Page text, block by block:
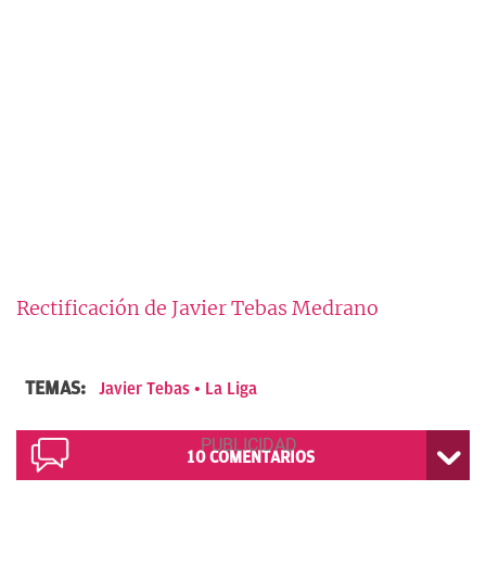
Rectificación de Javier Tebas Medrano
TEMAS: Javier Tebas La Liga
10COMENTARIOS